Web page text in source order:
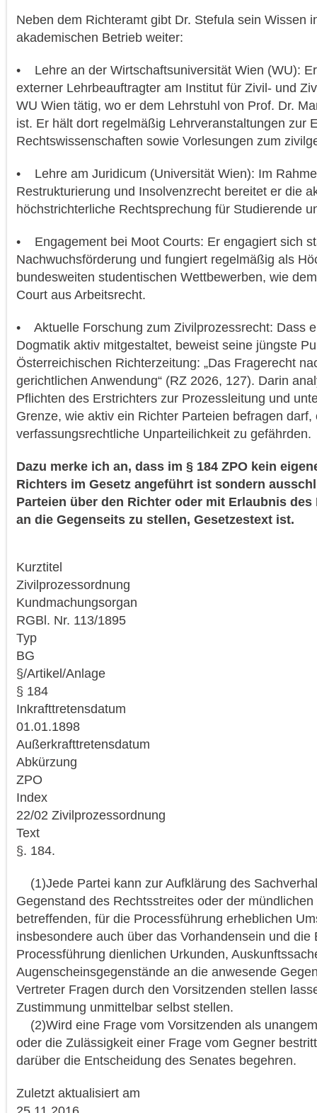
Neben dem Richteramt gibt Dr. Stefula sein Wissen
akademischen Betrieb weiter:
• Lehre an der Wirtschaftsuniversität Wien (WU):
externer Lehrbeauftragter am Institut für Zivil- und
WU Wien tätig, wo er dem Lehrstuhl von Prof. Dr.
ist. Er hält dort regelmäßig Lehrveranstaltungen zur
Rechtswissenschaften sowie Vorlesungen zum
• Lehre am Juridicum (Universität Wien): Im
Restrukturierung und Insolvenzrecht bereitet er die
höchstrichterliche Rechtsprechung für Studierende
• Engagement bei Moot Courts: Er engagiert sich
Nachwuchsförderung und fungiert regelmäßig als
bundesweiten studentischen Wettbewerben, wie
Court aus Arbeitsrecht.
• Aktuelle Forschung zum Zivilprozessrecht: Dass
Dogmatik aktiv mitgestaltet, beweist seine jüngste
Österreichischen Richterzeitung: „Das Fragerecht
gerichtlichen Anwendung“ (RZ 2026, 127). Darin
Pflichten des Erstrichters zur Prozessleitung und
Grenze, wie aktiv ein Richter Parteien befragen darf,
verfassungsrechtliche Unparteilichkeit zu gefährden.
Dazu merke ich an, dass im § 184 ZPO kein
Richters im Gesetz angeführt ist sondern
Parteien über den Richter oder mit Erlaubnis
an die Gegenseits zu stellen, Gesetzestext ist.
Kurztitel
Zivilprozessordnung
Kundmachungsorgan
RGBl. Nr. 113/1895
Typ
BG
§/Artikel/Anlage
§ 184
Inkrafttretensdatum
01.01.1898
Außerkrafttretensdatum
Abkürzung
ZPO
Index
22/02 Zivilprozessordnung
Text
§. 184.
(1)Jede Partei kann zur Aufklärung des
Gegenstand des Rechtsstreites oder der mündlichen
betreffenden, für die Processführung erheblichen
insbesondere auch über das Vorhandensein und die
Processführung dienlichen Urkunden,
Augenscheinsgegenstände an die anwesende
Vertreter Fragen durch den Vorsitzenden stellen
Zustimmung unmittelbar selbst stellen.
(2)Wird eine Frage vom Vorsitzenden als
oder die Zulässigkeit einer Frage vom Gegner
darüber die Entscheidung des Senates begehren.
Zuletzt aktualisiert am